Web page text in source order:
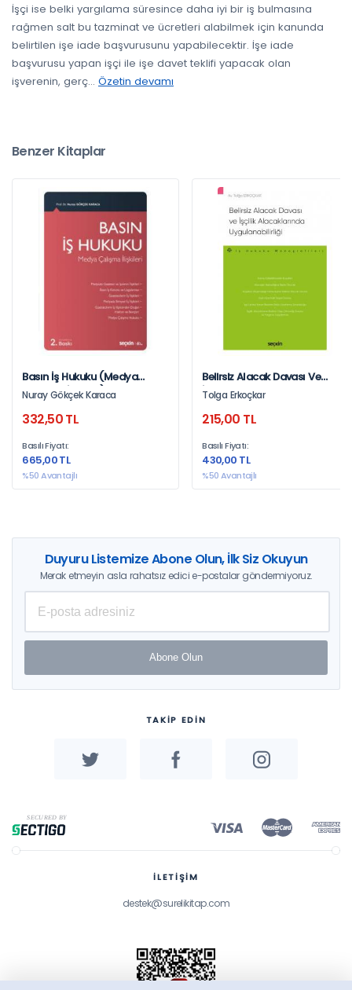
İşçi ise belki yargılama süresince daha iyi bir iş bulmasına
rağmen salt bu tazminat ve ücretleri alabilmek için kanunda
belirtilen işe iade başvurusunu yapabilecektir. İşe iade
başvurusu yapan işçi ile işe davet teklifi yapacak olan
işverenin, gerç... Özetin devamı
Benzer Kitaplar
Basın İş Hukuku (Medya
Çalışma İlişkileri)
Nuray Gökçek Karaca
332,50 TL
Basılı Fiyatı:
665,00 TL
%50 Avantajlı
Belirsiz Alacak Davası Ve
İşçilik Alacaklarında
Uygulanabilirliği – İş Hukuku
Monografileri –
Tolga Erkoçkar
215,00 TL
Basılı Fiyatı:
430,00 TL
%50 Avantajlı
Duyuru Listemize Abone Olun, İlk Siz Okuyun
Merak etmeyin asla rahatsız edici e-postalar göndermiyoruz.
Abone Olun
TAKİP EDİN
İLETİŞİM
destek@surelikitap.com